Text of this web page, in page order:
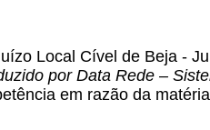
Local Cível de Beja -
por Data Rede –
em razão da